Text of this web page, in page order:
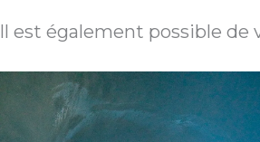
Il est également possible de